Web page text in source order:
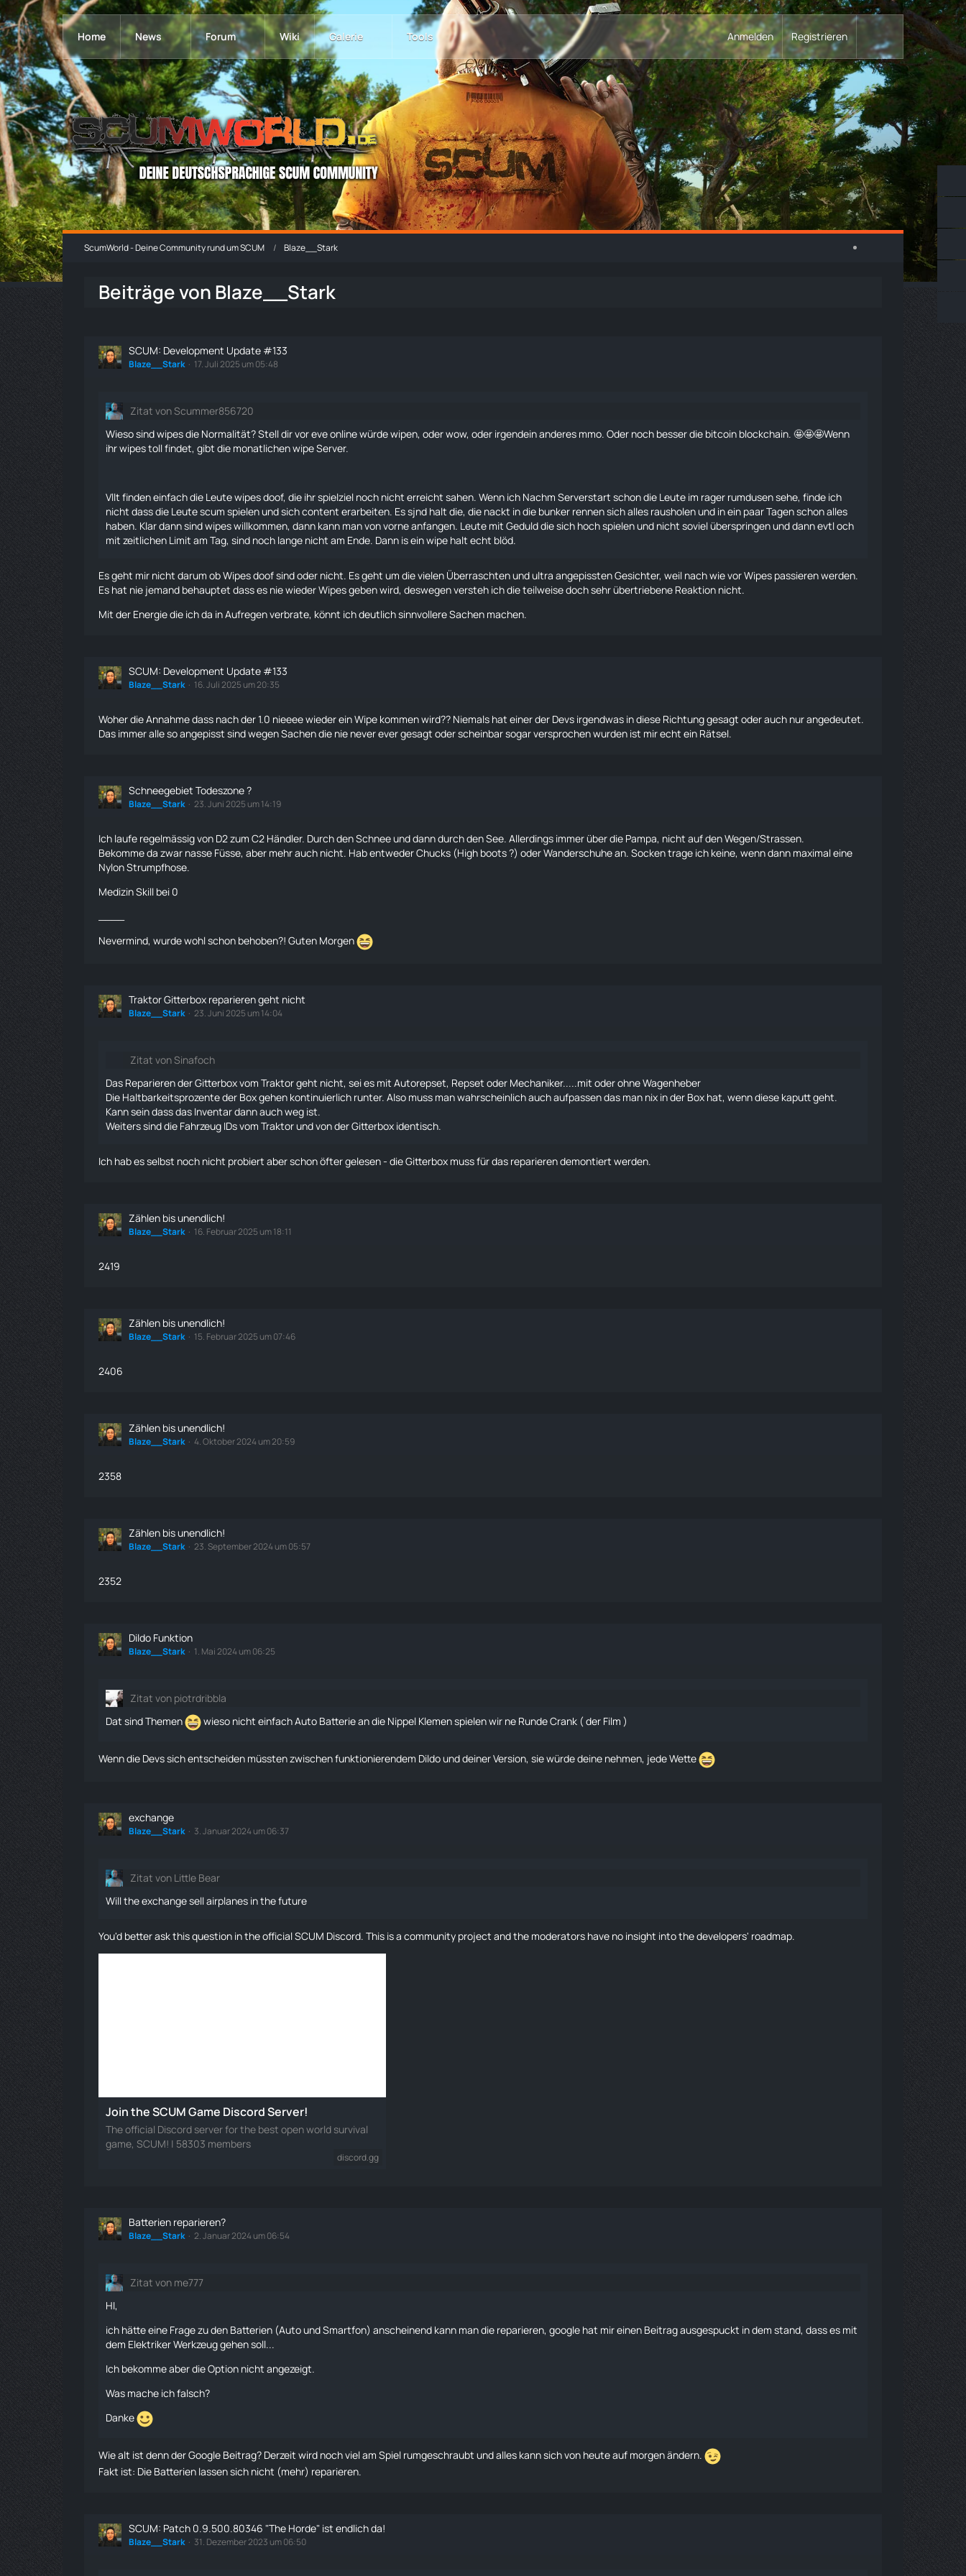
Home News Forum Wiki Galerie Tools Anmelden Registrieren
ScumWorld - Deine Community rund um SCUM Blaze__Stark
Beiträge von Blaze__Stark
SCUM: Development Update #133
Blaze__Stark 17. Juli 2025 um 05:48
Zitat von Scummer856720
Wieso sind wipes die Normalität? Stell dir vor eve online würde wipen, oder wow, oder irgendein anderes mmo. Oder noch besser die bitcoin blockchain. 🤩🤩🤩Wenn
ihr wipes toll findet, gibt die monatlichen wipe Server.
Vllt finden einfach die Leute wipes doof, die ihr spielziel noch nicht erreicht sahen. Wenn ich Nachm Serverstart schon die Leute im rager rumdusen sehe, finde ich
nicht dass die Leute scum spielen und sich content erarbeiten. Es sjnd halt die, die nackt in die bunker rennen sich alles rausholen und in ein paar Tagen schon alles
haben. Klar dann sind wipes willkommen, dann kann man von vorne anfangen. Leute mit Geduld die sich hoch spielen und nicht soviel überspringen und dann evtl och
mit zeitlichen Limit am Tag, sind noch lange nicht am Ende. Dann is ein wipe halt echt blöd.
Es geht mir nicht darum ob Wipes doof sind oder nicht. Es geht um die vielen Überraschten und ultra angepissten Gesichter, weil nach wie vor Wipes passieren werden.
Es hat nie jemand behauptet dass es nie wieder Wipes geben wird, deswegen versteh ich die teilweise doch sehr übertriebene Reaktion nicht.
Mit der Energie die ich da in Aufregen verbrate, könnt ich deutlich sinnvollere Sachen machen.
SCUM: Development Update #133
Blaze__Stark 16. Juli 2025 um 20:35
Woher die Annahme dass nach der 1.0 nieeee wieder ein Wipe kommen wird?? Niemals hat einer der Devs irgendwas in diese Richtung gesagt oder auch nur angedeutet.
Das immer alle so angepisst sind wegen Sachen die nie never ever gesagt oder scheinbar sogar versprochen wurden ist mir echt ein Rätsel.
Schneegebiet Todeszone ?
Blaze__Stark 23. Juni 2025 um 14:19
Ich laufe regelmässig von D2 zum C2 Händler. Durch den Schnee und dann durch den See. Allerdings immer über die Pampa, nicht auf den Wegen/Strassen.
Bekomme da zwar nasse Füsse, aber mehr auch nicht. Hab entweder Chucks (High boots ?) oder Wanderschuhe an. Socken trage ich keine, wenn dann maximal eine
Nylon Strumpfhose.
MedizinSkill bei 0
Nevermind, wurde wohl schon behoben?! Guten Morgen
Traktor Gitterbox reparieren geht nicht
Blaze__Stark 23. Juni 2025 um 14:04
Zitat von Sinafoch
Das Reparieren der Gitterbox vomTraktorgeht nicht, sei es mit Autorepset, Repset oder Mechaniker.....mit oder ohneWagenheber
Die Haltbarkeitsprozente der Box gehen kontinuierlich runter. Also muss man wahrscheinlich auch aufpassen das man nix in der Box hat, wenn diese kaputt geht.
Kann sein dass das Inventar dann auch weg ist.
Weiters sind die Fahrzeug IDs vomTraktorund von der Gitterbox identisch.
Ich hab es selbst noch nicht probiert aber schon öfter gelesen - die Gitterbox muss für das reparieren demontiert werden.
Zählen bis unendlich!
Blaze__Stark 16. Februar 2025 um 18:11
2419
Zählen bis unendlich!
Blaze__Stark 15. Februar 2025 um 07:46
2406
Zählen bis unendlich!
Blaze__Stark 4. Oktober 2024 um 20:59
2358
Zählen bis unendlich!
Blaze__Stark 23. September 2024 um 05:57
2352
Dildo Funktion
Blaze__Stark 1. Mai 2024 um 06:25
Zitat von piotrdribbla
Dat sind Themen
wieso nicht einfach Auto Batterie an die Nippel Klemen spielen wir ne Runde Crank ( der Film )
Wenn die Devs sich entscheiden müssten zwischen funktionierendem Dildound deiner Version, sie würde deine nehmen, jede Wette
exchange
Blaze__Stark 3. Januar 2024 um 06:37
Zitat von Little Bear
Will the exchange sell airplanes in the future
You'd better ask this question in the official SCUM Discord. This is a community project and the moderators have no insight into the developers' roadmap.
Join the SCUM Game Discord Server!
The official Discord server for the best open world survival
game, SCUM! | 58303 members
discord.gg
Batterien reparieren?
Blaze__Stark 2. Januar 2024 um 06:54
Zitat von me777
HI,
ich hätte eine Frage zu den Batterien (Auto und Smartfon) anscheinend kann man die reparieren, google hat mir einen Beitrag ausgespuckt in dem stand, dass es mit
dem Elektriker Werkzeug gehen soll...
Ich bekomme aber die Option nicht angezeigt.
Was mache ich falsch?
Danke
Wie alt ist denn der Google Beitrag? Derzeit wird noch viel am Spiel rumgeschraubt und alles kann sich von heute auf morgen ändern.
Fakt ist: Die Batterien lassen sich nicht (mehr) reparieren.
SCUM: Patch 0.9.500.80346 "The Horde" ist endlich da!
Blaze__Stark 31. Dezember 2023 um 06:50